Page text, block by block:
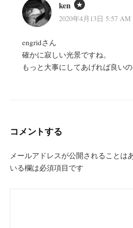
ken
2020年4月13日 5:57 AM
engridさん
確かに寂しい光景ですね。
もっと大事にしてあげれば良いの
コメントする
メールアドレスが公開されることは
いる欄は必須項目です